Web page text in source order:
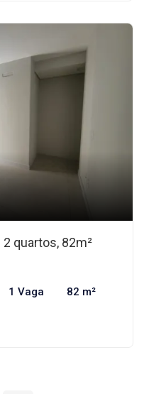
quartos, 82m²
1 Vaga 82 m²